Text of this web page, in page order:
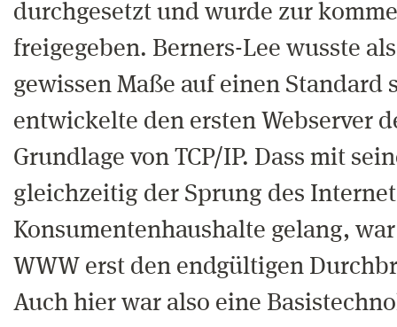
durchgesetzt und wurde zur
freigegeben. Berners-Lee wusste
gewissen Maße auf einen Standard
entwickelte den ersten Webserver
Grundlage von TCP/IP. Dass mit
gleichzeitig der Sprung des
Konsumentenhaushalte gelang,
WWW erst den endgültigen
Auch hier war also eine